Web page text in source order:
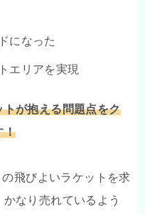
になった
エリアを実現
が抱える問題点をク
！
飛びよいラケットを求
なり売れているよう